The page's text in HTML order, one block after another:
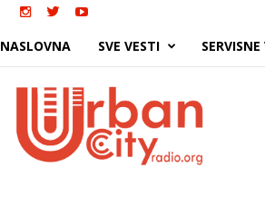
NASLOVNA SVE VESTI